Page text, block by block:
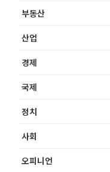
부동산
산업
경제
국제
정치
사회
오피니언